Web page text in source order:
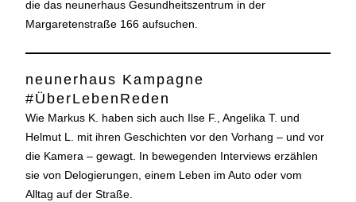
die das neunerhaus Gesundheitszentrum in der
Margaretenstraße 166 aufsuchen.
neunerhaus Kampagne
#ÜberLebenReden
Wie Markus K. haben sich auch Ilse F., Angelika T. und
Helmut L. mit ihren Geschichten vor den Vorhang – und vor
die Kamera – gewagt. In bewegenden Interviews erzählen
sie von Delogierungen, einem Leben im Auto oder vom
Alltag auf der Straße.